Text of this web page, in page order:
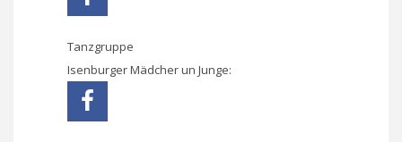
Tanzgruppe
Isenburger Mädcher un Junge: